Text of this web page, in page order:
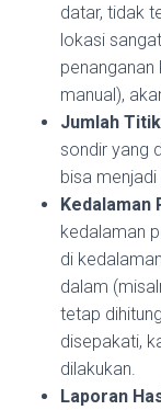
datar, tidak
lokasi
penanganan
manual),
Jumlah
sondir yang
bisa menjadi
Kedalaman
kedalaman
di
dalam
tetap
disepakati,
dilakukan.
Laporan